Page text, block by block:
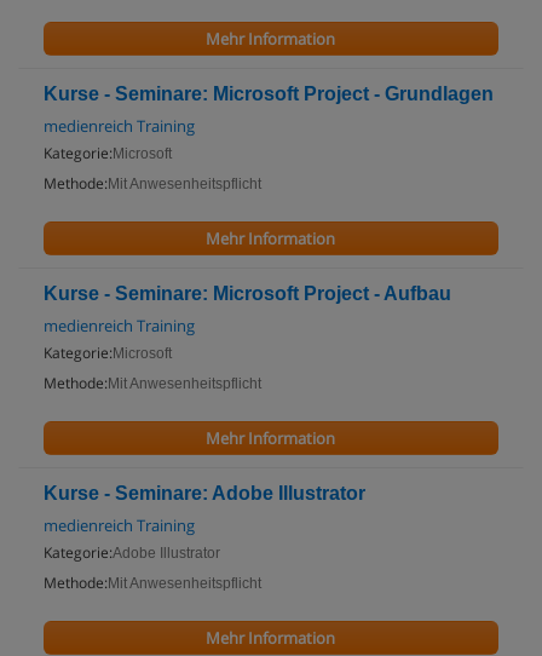
Mehr Information
Kurse - Seminare: Microsoft Project - Grundlagen
medienreich Training
Kategorie: Microsoft
Methode: Mit Anwesenheitspflicht
Mehr Information
Kurse - Seminare: Microsoft Project - Aufbau
medienreich Training
Kategorie: Microsoft
Methode: Mit Anwesenheitspflicht
Mehr Information
Kurse - Seminare: Adobe Illustrator
medienreich Training
Kategorie:Adobe Illustrator
Methode: Mit Anwesenheitspflicht
Mehr Information